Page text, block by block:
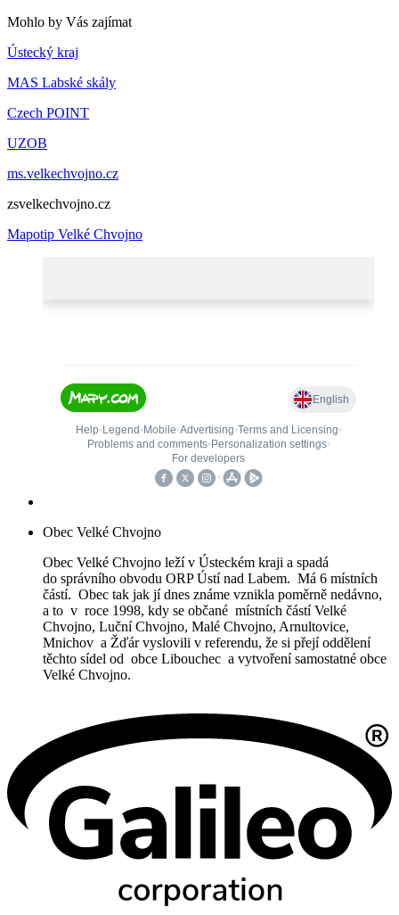
Mohlo by Vás zajímat
Ústecký kraj
MAS Labské skály
Czech POINT
UZOB
ms.velkechvojno.cz
zsvelkechvojno.cz
Mapotip Velké Chvojno
Obec Velké Chvojno
Obec Velké Chvojno leží v Ústeckém kraji a spadá
do správního obvodu ORP Ústí nad Labem. Má 6 místních
částí. Obec tak jak jí dnes známe vznikla poměrně nedávno,
a to v roce 1998, kdy se občané místních částí Velké
Chvojno, Luční Chvojno, Malé Chvojno, Arnultovice,
Mnichov a Žďár vyslovili v referendu, že si přejí oddělení
těchto sídel od obce Libouchec a vytvoření samostatné obce
Velké Chvojno.